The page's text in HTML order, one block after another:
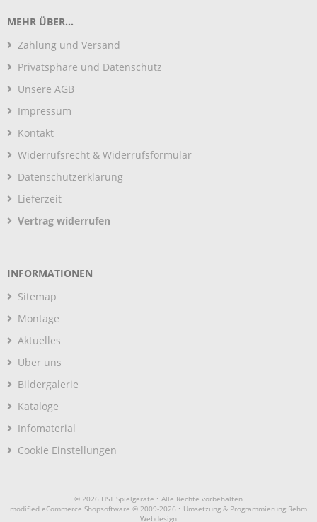
MEHR ÜBER...
Zahlung und Versand
Privatsphäre und Datenschutz
Unsere AGB
Impressum
Kontakt
Widerrufsrecht & Widerrufsformular
Datenschutzerklärung
Lieferzeit
Vertrag widerrufen
INFORMATIONEN
Sitemap
Montage
Aktuelles
Über uns
Bildergalerie
Kataloge
Infomaterial
Cookie Einstellungen
© 2026 HST Spielgeräte • Alle Rechte vorbehalten
modified eCommerce Shopsoftware © 2009-2026 • Umsetzung & Programmierung Rehm
Webdesign